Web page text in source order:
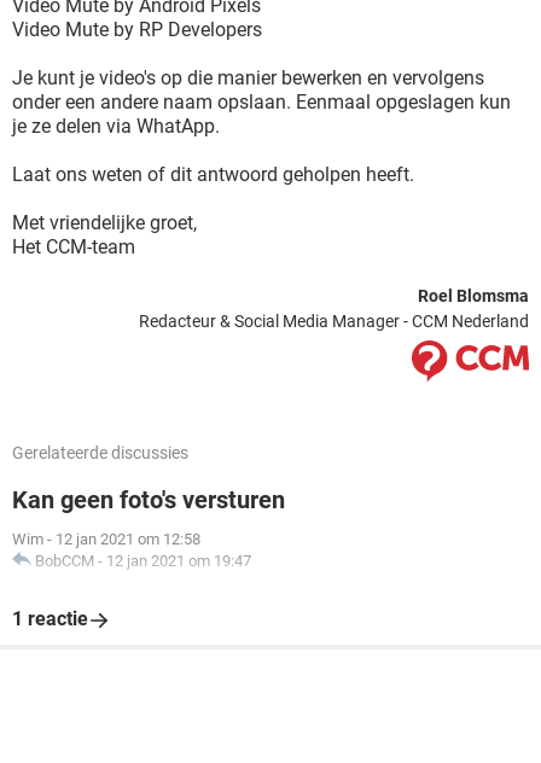
Video Mute by Android Pixels
Video Mute by RP Developers
Je kunt je video's op die manier bewerken en vervolgens
onder een andere naam opslaan. Eenmaal opgeslagen kun
je ze delen via WhatApp.
Laat ons weten of dit antwoord geholpen heeft.
Met vriendelijke groet,
Het CCM-team
Roel Blomsma
Redacteur & Social Media Manager - CCM Nederland
Gerelateerde discussies
Kan geen foto's versturen
Wim - 12 jan 2021 om 12:58
BobCCM - 12 jan 2021 om 19:47
1 reactie